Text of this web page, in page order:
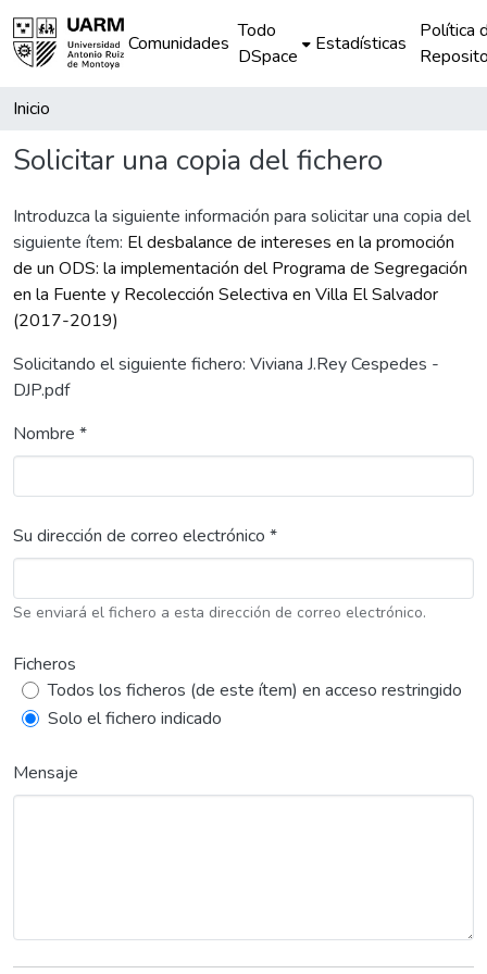
Comunidades
Todo
DSpace
Estadísticas
Política
Inicio
Solicitar una copia del fichero
Introduzca la siguiente información para solicitar una copia del
siguiente ítem: El desbalance de intereses en la promoción
de un ODS: la implementación del Programa de Segregación
en la Fuente y Recolección Selectiva en Villa El Salvador
(2017-2019)
Solicitando el siguiente fichero: Viviana J.Rey Cespedes -
DJP.pdf
Nombre *
Su dirección de correo electrónico *
Se enviará el fichero a esta dirección de correo electrónico.
Ficheros
Todos los ficheros (de este ítem) en acceso restringido
Solo el fichero indicado
Mensaje